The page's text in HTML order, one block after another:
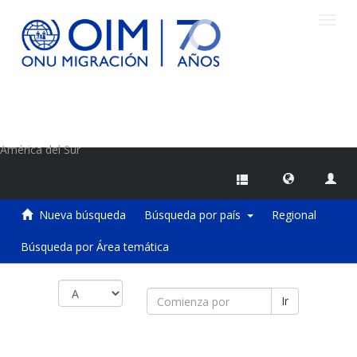
América del Sur
Nueva búsqueda Búsqueda por país Regional
Búsqueda por Área temática
Ir